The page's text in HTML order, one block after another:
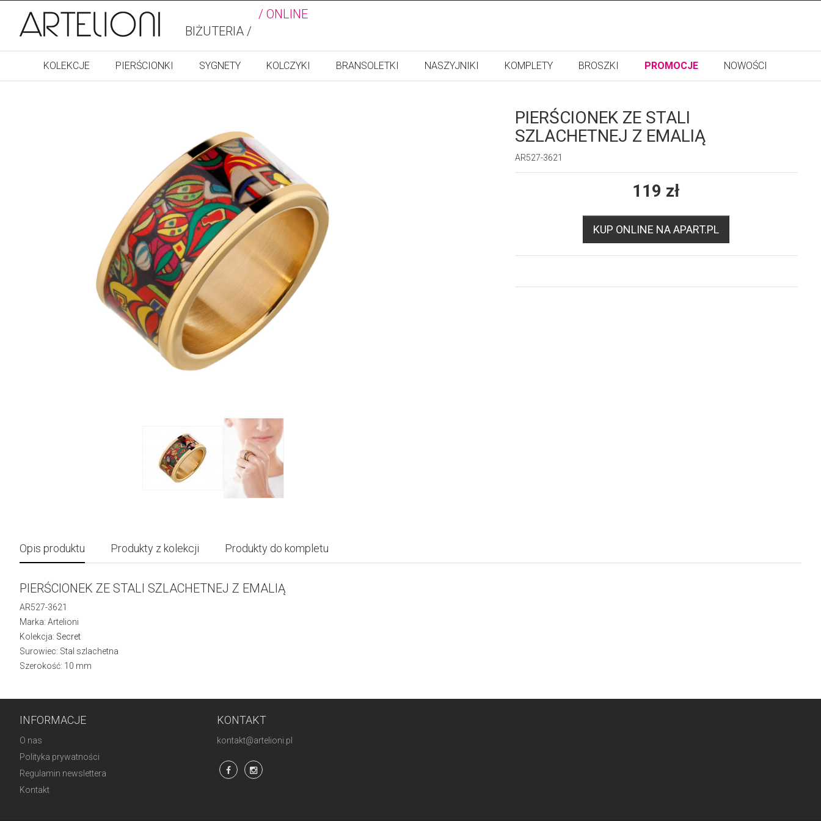
/ ONLINE
BIŻUTERIA /
KOLEKCJE PIERŚCIONKI SYGNETY KOLCZYKI BRANSOLETKI NASZYJNIKI KOMPLETY BROSZKI PROMOCJE NOWOŚCI
PIERŚCIONEK ZE STALI
SZLACHETNEJ Z EMALIĄ
AR527-3621
119 zł
KUP ONLINE NA APART.PL
Opis produktu Produkty z kolekcji Produkty do kompletu
PIERŚCIONEK ZE STALI SZLACHETNEJ Z EMALIĄ
AR527-3621
Marka: Artelioni
Kolekcja: Secret
Surowiec: Stal szlachetna
Szerokość: 10 mm
INFORMACJE
O nas
Polityka prywatności
Regulamin newslettera
Kontakt
KONTAKT
kontakt@artelioni.pl